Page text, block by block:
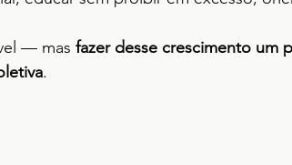
— mas fazer desse crescimento um
.